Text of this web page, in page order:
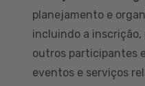
planejamento e
incluindo a
outros participantes
eventos e serviços